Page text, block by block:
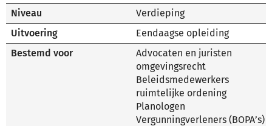
Niveau
Verdieping
Uitvoering
Eendaagse opleiding
Bestemd voor
Advocaten en juristen
omgevingsrecht
Beleidsmedewerkers
ruimtelijke ordening
Planologen
Vergunningverleners (BOPA’s)